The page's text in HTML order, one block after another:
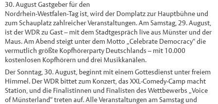
30. August Gastgeber für den
Nordrhein-Westfalen-Tag ist, wird der Domplatz zur Hauptbühne und
zum Schauplatz zahlreicher Veranstaltungen. Am Samstag, 29. August,
ist der WDR zu Gast – mit dem Stadtgespräch live aus Münster und der
Maus. Am Abend steigt unter dem Motto „Celebrate Democracy“ die
vermutlich größte Kopfhörerparty Deutschlands – mit 10.000
kostenlosen Kopfhörern und drei Musikkanälen.
Der Sonntag, 30. August, beginnt mit einem Gottesdienst unter freiem
Himmel. Der WDR bittet zum Konzert, das XXL-Comedy-Camp macht
Station, und die Finalistinnen und Finalisten des Wettbewerbs „Voice
of Münsterland“ treten auf. Alle Veranstaltungen am Samstag und